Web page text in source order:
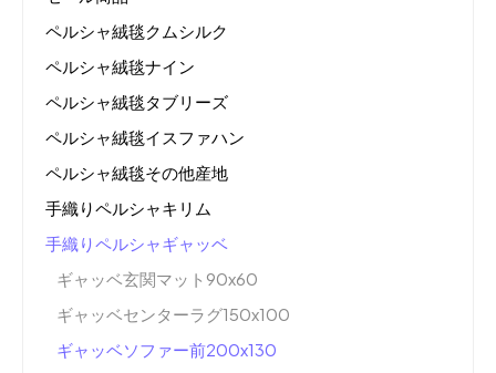
ペルシャ絨毯クムシルク
ペルシャ絨毯ナイン
ペルシャ絨毯タブリーズ
ペルシャ絨毯イスファハン
ペルシャ絨毯その他産地
手織りペルシャキリム
手織りペルシャギャッベ
ギャッベ玄関マット90x60
ギャッベセンターラグ150x100
ギャッベソファー前200x130